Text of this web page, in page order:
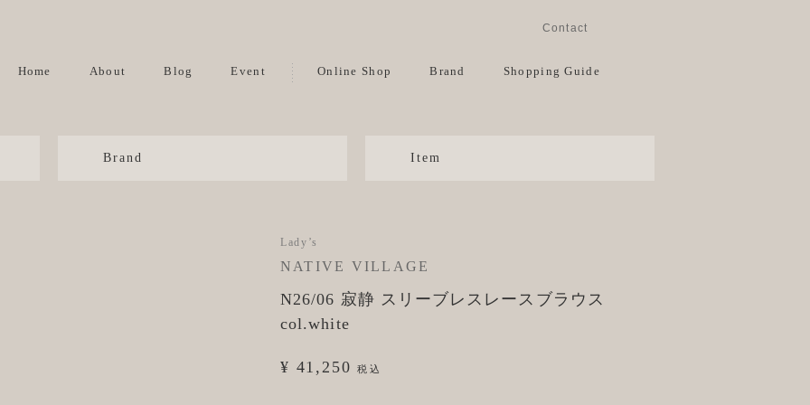
Home About Blog Event Online Shop Brand Shopping Guide
Contact
Brand Item
Lady’s
NATIVE VILLAGE
N26/06 寂静 スリーブレスレースブラウス
col.white
¥ 41,250 税込